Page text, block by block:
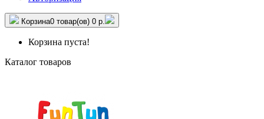
Корзина0 товар(ов) 0 р.
Корзина пуста!
Каталог товаров